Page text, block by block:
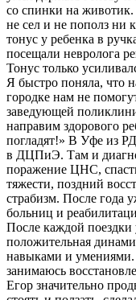
со спинки на
не сел и не пополз ни
тонус у ребенка в
посещали невролога
Тонус только
Я быстро поняла, что
городке нам не
заведующей
направим здорового
погладят!» В Уфе из
в ДЦПиЭ. Там и
поражение ЦНС,
тяжести, поздний
страбизм. После года
больниц и
После каждой
положительная
навыками и
занимаюсь
Егор значительно